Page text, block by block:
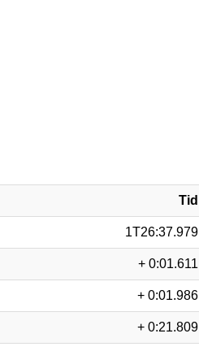
Tid
1T26:37.979
+ 0:01.611
+ 0:01.986
+ 0:21.809